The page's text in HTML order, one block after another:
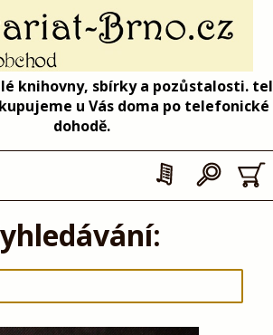
knihovny, sbírky a pozůstalosti. tel
u Vás doma po telefonické
dohodě.